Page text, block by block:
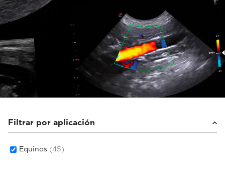
Filtrar por aplicación
Equinos (45)